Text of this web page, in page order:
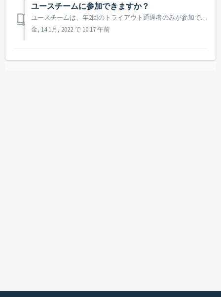
ユースチームに参加できますか？
ユースチームは、年2回のトライアウト通過者のみが参加できるチームとなっております。
金, 14 1月, 2022 で 10:17 午前